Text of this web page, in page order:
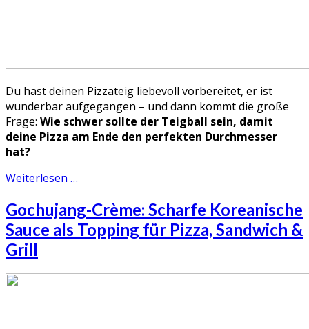
Du hast deinen Pizzateig liebevoll vorbereitet, er ist
wunderbar aufgegangen – und dann kommt die große
Frage: Wie schwer sollte der Teigball sein, damit
deine Pizza am Ende den perfekten Durchmesser
hat?
Weiterlesen …
Gochujang-Crème: Scharfe Koreanische
Sauce als Topping für Pizza, Sandwich &
Grill